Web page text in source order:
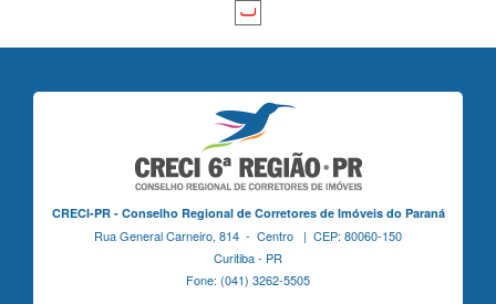
CRECI-PR - Conselho Regional de Corretores de Imóveis do Paraná
Rua General Carneiro, 814 - Centro | CEP: 80060-150
Curitiba - PR
Fone: (041) 3262-5505